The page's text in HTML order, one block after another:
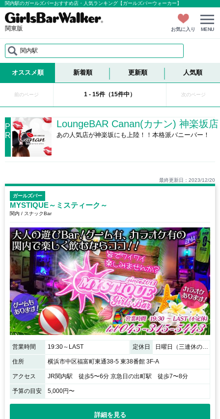
関内駅のガールズバーおすすめ店・人気ランキング【ガールズバーウォーカー】
関東版 お気に入り MENU
関内駅
オススメ順 新着順 更新順 人気順
前のページ 1 - 15件（15件中） 次のページ
P
R
LoungeBAR Canan(カナン) 神楽坂店
あの人気店が神楽坂にも上陸！！本格派バニーバー！
最終更新日：2023/12/20
ガールズバー
MYSTIQUE～ミスティーク～
関内 / スナックBar
営業時間 19:30～LAST 定休日 日曜日（三連休の場合、営業することもあります☆）
住所 横浜市中区福富町東通38-5 東38番館 3F-A
アクセス JR関内駅 徒歩5〜6分 京急日の出町駅 徒歩7〜8分
予算の目安 5,000円〜
詳細を見る